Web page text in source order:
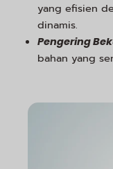
yang efisien
dinamis.
Pengering
bahan yang